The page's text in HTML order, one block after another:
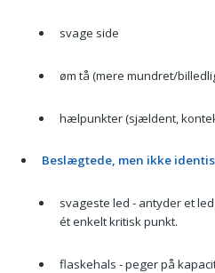
svage side
øm tå (mere mundret/
hælpunkter (sjældent,
Beslægtede, men ikke
svageste led - antyder et
ét enkelt kritisk punkt.
flaskehals - peger på